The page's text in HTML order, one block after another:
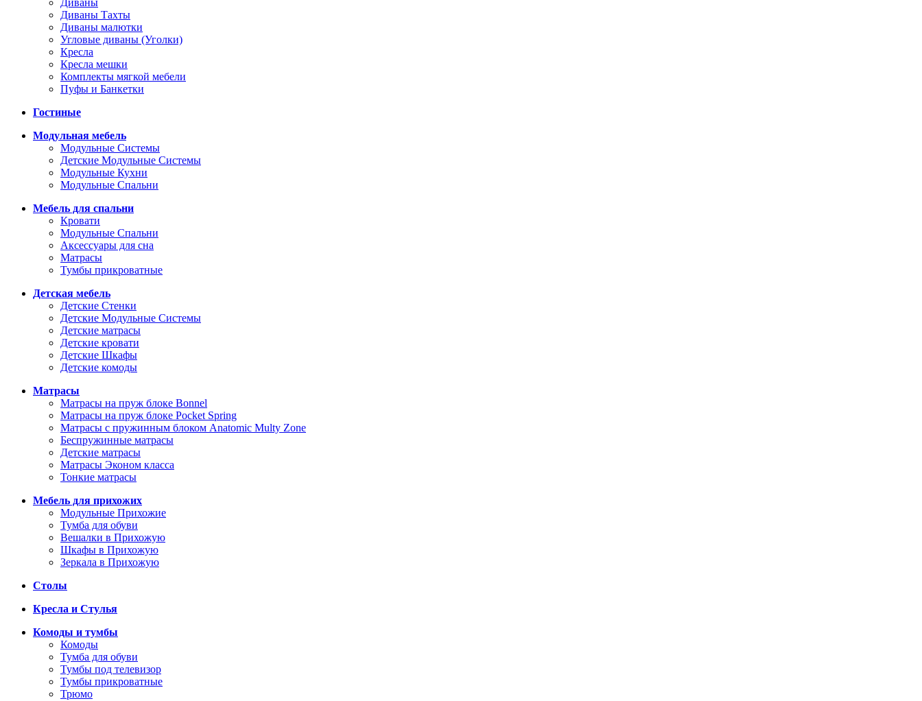
Диваны
Диваны Тахты
Диваны малютки
Угловые диваны (Уголки)
Кресла
Кресла мешки
Комплекты мягкой мебели
Пуфы и Банкетки
Гостиные
Модульная мебель
Модульные Системы
Детские Модульные Системы
Модульные Кухни
Модульные Спальни
Мебель для спальни
Кровати
Модульные Спальни
Аксессуары для сна
Матрасы
Тумбы прикроватные
Детская мебель
Детские Стенки
Детские Модульные Системы
Детские матрасы
Детские кровати
Детские Шкафы
Детские комоды
Матрасы
Матрасы на пруж блоке Bonnel
Матрасы на пруж блоке Pocket Spring
Матрасы с пружинным блоком Anatomic Multy Zone
Беспружинные матрасы
Детские матрасы
Матрасы Эконом класса
Тонкие матрасы
Мебель для прихожих
Модульные Прихожие
Тумба для обуви
Вешалки в Прихожую
Шкафы в Прихожую
Зеркала в Прихожую
Столы
Кресла и Стулья
Комоды и тумбы
Комоды
Тумба для обуви
Тумбы под телевизор
Тумбы прикроватные
Трюмо